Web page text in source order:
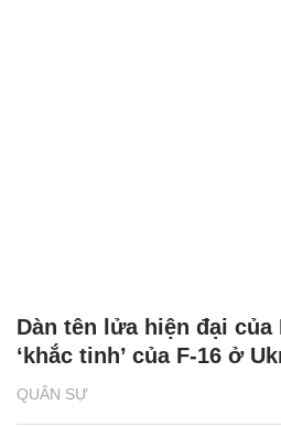
QUÂN SỰ
Dàn tên lửa hiện đại của
‘khắc tinh’ của F-16 ở